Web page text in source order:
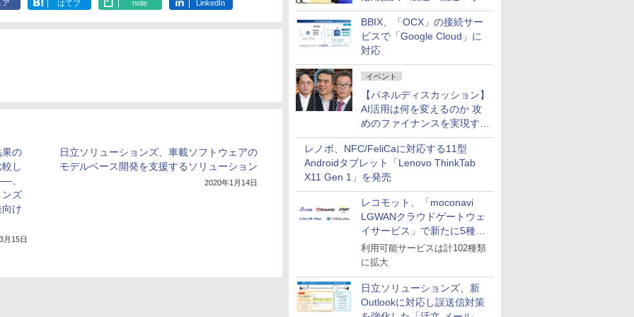
企業・広告代理店などが実装
フェーズへ
BBIX、「OCX」の接続サー
ビスで「Google Cloud」に
対応
イベント
【パネルディスカッション】
AI活用は何を変えるのか 攻
めのファイナンスを実現する
業務設計とマインドセット変
革
レノボ、NFC/FeliCaに対応する11型
Androidタブレット「Lenovo ThinkTab
X11 Gen 1」を発売
レコモット、「moconavi
LGWANクラウドゲートウェ
イサービス」で新たに5種類
のサービスと連携開始
利用可能サービスは計102種類
に拡大
日立ソリューションズ、新
Outlookに対応し誤送信対策
ア はてブ note LinkedIn
果の
し
、
ンズ
け
月15日
日立ソリューションズ、車載ソフトウェアの
モデルベース開発を支援するソリューション
2020年1月14日